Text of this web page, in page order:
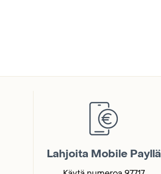
Lahjoita Mobile Payllä